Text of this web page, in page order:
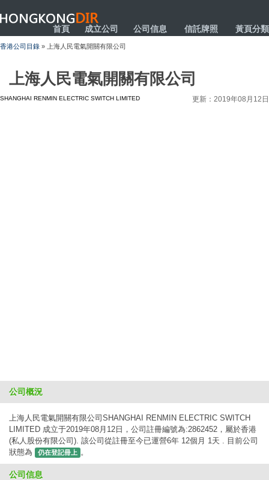
HONGKONGDIR
首頁 成立公司 公司信息 信託牌照 黃頁分類
香港公司目錄 » 上海人民電氣開關有限公司
上海人民電氣開關有限公司
SHANGHAI RENMIN ELECTRIC SWITCH LIMITED 更新：2019年08月12日
公司概況
上海人民電氣開關有限公司SHANGHAI RENMIN ELECTRIC SWITCH
LIMITED 成立于2019年08月12日，公司註冊編號為:2862452，屬於香港
(私人股份有限公司). 該公司從註冊至今已運營6年 12個月 1天 . 目前公司
狀態為
仍在登記冊上 。
公司信息